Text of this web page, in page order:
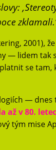
2001),
— lidem tak
se tam,
— dnes
až v 80.
tým mise